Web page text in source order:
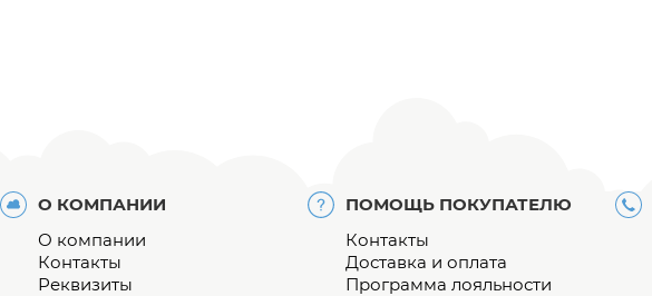
О КОМПАНИИ
О компании
Контакты
Реквизиты
ПОМОЩЬ ПОКУПАТЕЛЮ
Контакты
Доставка и оплата
Программа лояльности